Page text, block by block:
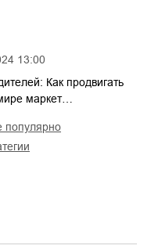
13:00
Как продвигать
маркет…
популярно